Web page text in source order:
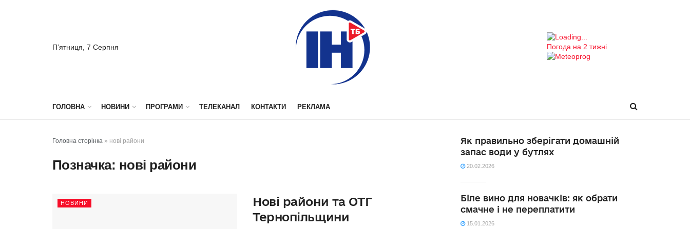
П’ятниця, 7 Серпня Погода на 2 тижні
ГОЛОВНА НОВИНИ ПРОГРАМИ ТЕЛЕКАНАЛ КОНТАКТИ РЕКЛАМА
Головна сторінка » нові райони
Позначка: нові райони
НОВИНИ
Нові райони та ОТГ
Тернопільщини
Як правильно зберігати домашній
запас води у бутлях
20.02.2026
Біле вино для новачків: як обрати
смачне і не переплатити
15.01.2026